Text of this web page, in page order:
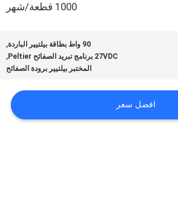
1000 قطعة/شهر
90 واط بطاقة بيلتيير الباردة ,
27VDC برنامج تبريد الصفائح Peltier ,
المختبر بيلتيير برودة الصفائح
افضل سعر